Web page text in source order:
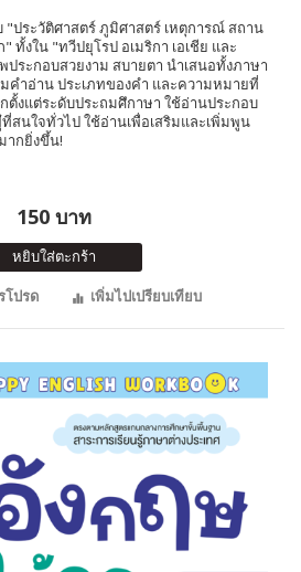
"ประวัติศาสตร์ ภูมิศาสตร์ เหตุการณ์ สถาน
งใน "ทวีปยุโรป อเมริกา เอเชีย และ
ระกอบสวยงาม สบายตา นำเสนอทั้งภาษา
คำอ่าน ประเภทของคำ และความหมายที่
กตั้งแต่ระดับประถมศึกาษา ใช้อ่านประกอบ
สนใจทั่วไป ใช้อ่านเพื่อเสริมและเพิ่มพูน
ากยิ่งขึ้น!
150 บาท
หยิบใส่ตะกร้า
โปรด
เพิ่มไปเปรียบเทียบ